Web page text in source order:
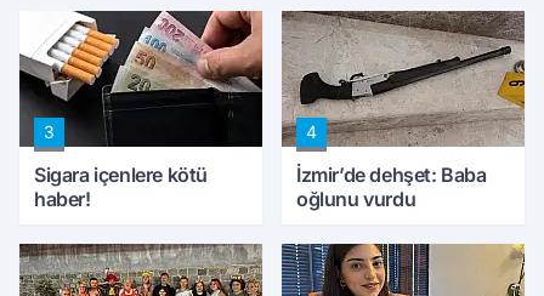
konuştu
peynircilerimizi de
kıskaca aldı, müdahale
ettik'
3
Sigara içenlere kötü
haber!
4
İzmir’de dehşet: Baba
oğlunu vurdu